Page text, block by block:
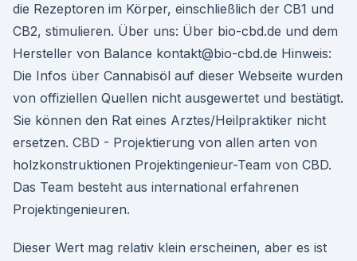
die Rezeptoren im Körper, einschließlich der CB1 und
CB2, stimulieren. Über uns: Über bio-cbd.de und dem
Hersteller von Balance kontakt@bio-cbd.de Hinweis:
Die Infos über Cannabisöl auf dieser Webseite wurden
von offiziellen Quellen nicht ausgewertet und bestätigt.
Sie können den Rat eines Arztes/Heilpraktiker nicht
ersetzen. CBD - Projektierung von allen arten von
holzkonstruktionen Projektingenieur-Team von CBD.
Das Team besteht aus international erfahrenen
Projektingenieuren.
Dieser Wert mag relativ klein erscheinen, aber es ist